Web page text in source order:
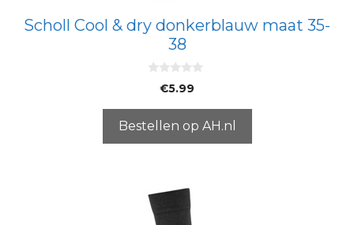
Scholl Cool & dry donkerblauw maat 35-
38
5
€5.99
Bestellen op AH.nl